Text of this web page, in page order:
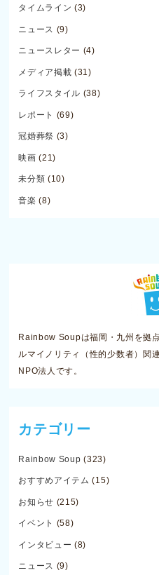
タイムライン (3)
ニュース (9)
ニュースレター (4)
メディア掲載 (31)
ライフスタイル (38)
レポート (69)
冠婚葬祭 (3)
映画 (21)
未分類 (10)
音楽 (8)
Rainbow Soupは福岡・九州を拠
ルマイノリティ（性的少数者）関
NPO法人です。
カテゴリー
Rainbow Soup (323)
おすすめアイテム (15)
お知らせ (215)
イベント (58)
インタビュー (8)
ニュース (9)